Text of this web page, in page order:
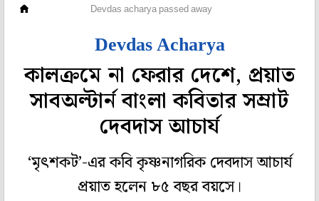
Devdas acharya passed away
Devdas Acharya
কালক্রমে না ফেরার দেশে, প্রয়াত
সাবঅল্টার্ন বাংলা কবিতার সম্রাট
দেবদাস আচার্য
‘মৃৎশকট’-এর কবি কৃষ্ণনাগরিক দেবদাস আচার্য
প্রয়াত হলেন ৮৫ বছর বয়সে।